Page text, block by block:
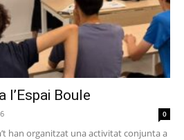
l’Espai Boule
0
han organitzat una activitat conjunta a